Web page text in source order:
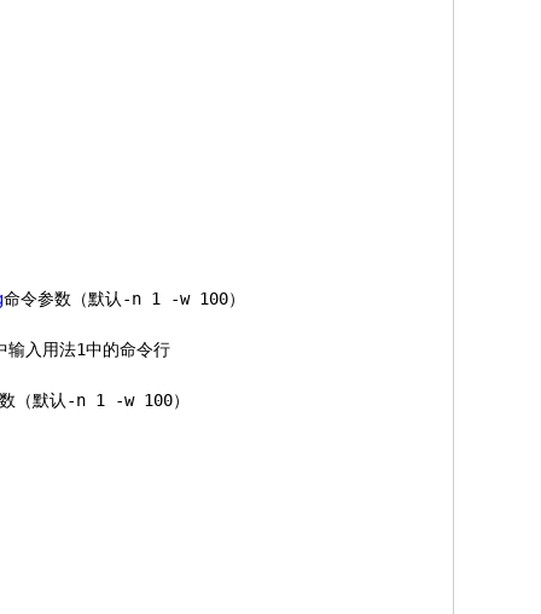
命令参数（默认-n 1 -w 100）
输入用法1中的命令行
（默认-n 1 -w 100）